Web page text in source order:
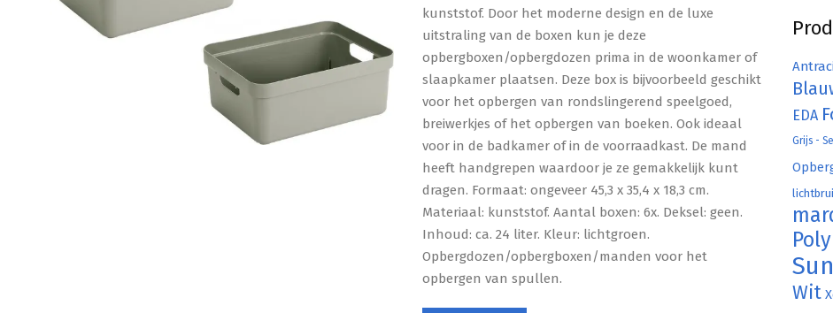
kunststof. Door het moderne design en de luxe
uitstraling van de boxen kun je deze
opbergboxen/opbergdozen prima in de woonkamer of
slaapkamer plaatsen. Deze box is bijvoorbeeld geschikt
voor het opbergen van rondslingerend speelgoed,
breiwerkjes of het opbergen van boeken. Ook ideaal
voor in de badkamer of in de voorraadkast. De mand
heeft handgrepen waardoor je ze gemakkelijk kunt
dragen. Formaat: ongeveer 45,3 x 35,4 x 18,3 cm.
Materiaal: kunststof. Aantal boxen: 6x. Deksel: geen.
Inhoud: ca. 24 liter. Kleur: lichtgroen.
Opbergdozen/opbergboxen/manden voor het
opbergen van spullen.
EDA
Grijs -
Wit